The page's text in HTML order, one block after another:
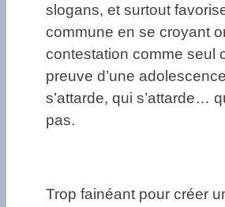
slogans, et surtout
commune en se croyant
contestation comme seul
preuve d’une
s’attarde, qui s’attarde…
pas.
Trop fainéant pour créer